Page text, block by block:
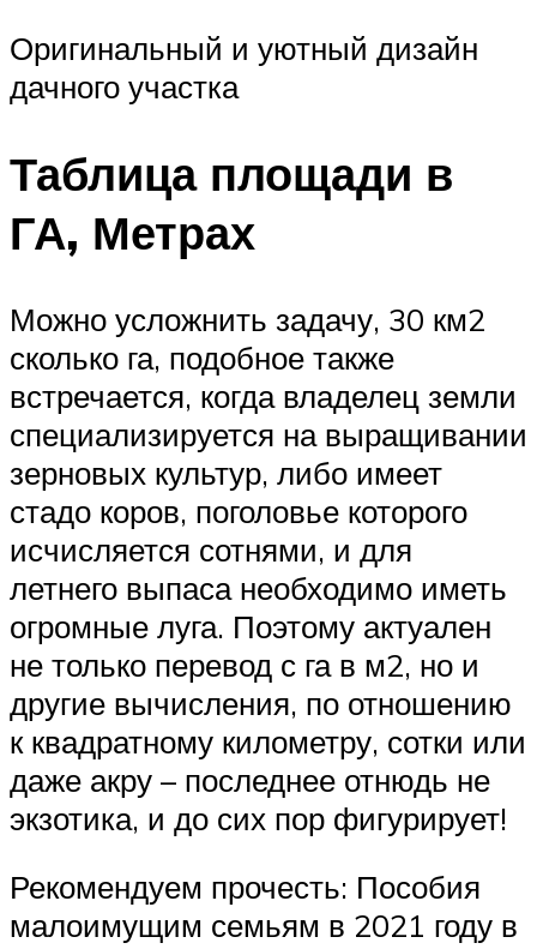
Оригинальный и уютный дизайн
дачного участка
Таблица площади в
ГА, Метрах
Можно усложнить задачу, 30 км2
сколько га, подобное также
встречается, когда владелец земли
специализируется на выращивании
зерновых культур, либо имеет
стадо коров, поголовье которого
исчисляется сотнями, и для
летнего выпаса необходимо иметь
огромные луга. Поэтому актуален
не только перевод с га в м2, но и
другие вычисления, по отношению
к квадратному километру, сотки или
даже акру – последнее отнюдь не
экзотика, и до сих пор фигурирует!
Рекомендуем прочесть: Пособия
малоимущим семьям в 2021 году в